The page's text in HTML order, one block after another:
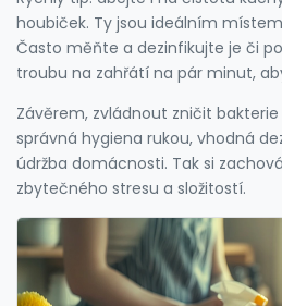
houbiček. Ty jsou ideálním
Často měňte a dezinfikujte je či
troubu na zahřátí na pár minut,
Závěrem, zvládnout zničit
správná hygiena rukou, vhodná
údržba domácnosti. Tak si
zbytečného stresu a složitostí.